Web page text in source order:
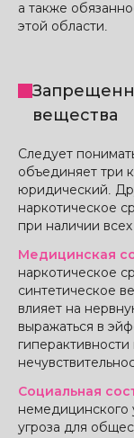
а также
этой области.
вещества
Следует
объединяет три
юридический.
наркотическое
при наличии
Медицинская
наркотическое
синтетическое
влияет на
выражаться в
Социальная
немедицинского
угроза для